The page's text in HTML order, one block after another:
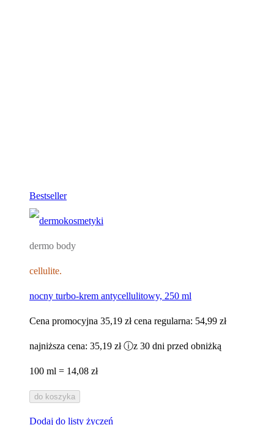
Bestseller
dermo body
cellulite.
nocny turbo-krem antycellulitowy, 250 ml
Cena promocyjna 35,19 zł cena regularna: 54,99 zł
najniższa cena: 35,19 zł ⓘz 30 dni przed obniżką
100 ml = 14,08 zł
do koszyka
Dodaj do listy życzeń